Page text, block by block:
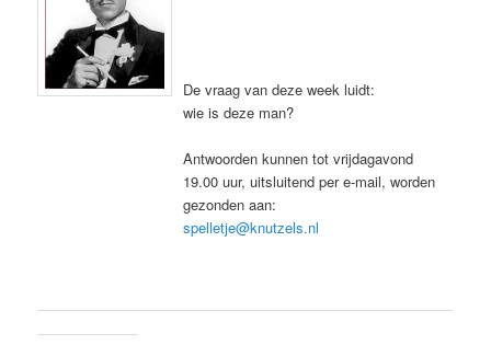
De vraag van deze week luidt:
wie is deze man?
Antwoorden kunnen tot vrijdagavond
19.00 uur, uitsluitend per e-mail, worden
gezonden aan:
spelletje@knutzels.nl